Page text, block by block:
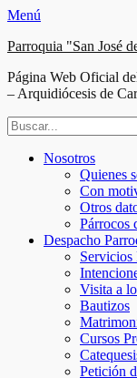
Menú
Parroquia "San José
Página Web Oficial
– Arquidiócesis de
Buscar:
electrónico
Menú
principal
Saltar
Nosotros
Quienes
Con
Otros
Párrocos
Despacho
Servicios
Visita a
Bautizos
Cursos
Petición